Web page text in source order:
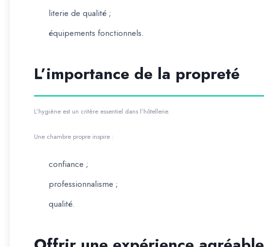
literie de qualité ;
équipements fonctionnels.
L’importance de la propreté
L’hygiène est un critère essentiel dans l’hôtellerie.
Une chambre propre inspire :
confiance ;
professionnalisme ;
qualité.